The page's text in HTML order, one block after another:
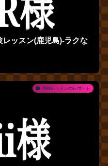
ッスン(鹿児島)‐ラクな
体験レッスンのレポート